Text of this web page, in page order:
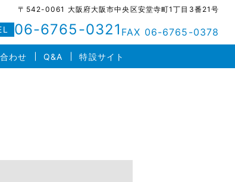
わせ Q&A 特設サイト
〒542-0061 大阪府大阪市中央区安堂寺町1丁目3番21号
06-6765-0321 FAX 06-6765-0378